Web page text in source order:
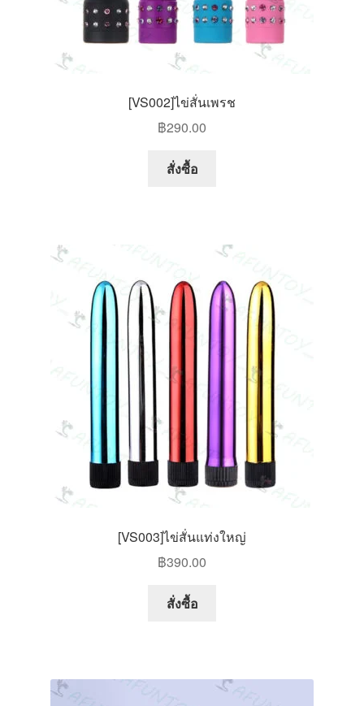
[VS002]ไข่สั่นเพรช
฿290.00
สั่งซื้อ
variants.
The
options
may
be
chosen
the
product
[VS003]ไข่สั่นแท่งใหญ่
฿390.00
สั่งซื้อ
variants.
The